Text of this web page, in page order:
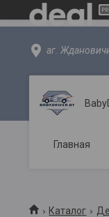
аг.
Главная
Каталог